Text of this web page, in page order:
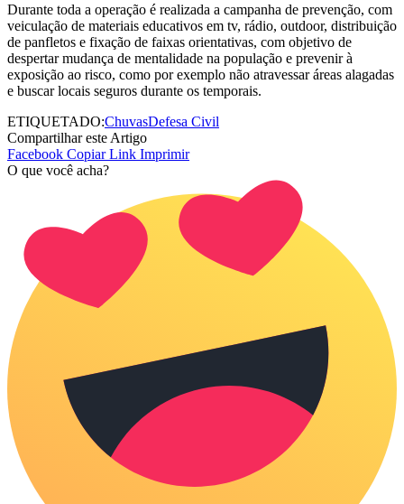
Durante toda a operação é realizada a campanha de prevenção, com
veiculação de materiais educativos em tv, rádio, outdoor, distribuição
de panfletos e fixação de faixas orientativas, com objetivo de
despertar mudança de mentalidade na população e prevenir à
exposição ao risco, como por exemplo não atravessar áreas alagadas
e buscar locais seguros durante os temporais.
ETIQUETADO:ChuvasDefesa Civil
Compartilhar este Artigo
Facebook Copiar Link Imprimir
O que você acha?